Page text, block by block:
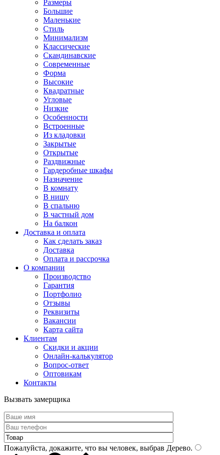
Размеры
Большие
Маленькие
Стиль
Минимализм
Классические
Скандинавские
Современные
Форма
Высокие
Квадратные
Угловые
Низкие
Особенности
Встроенные
Из кладовки
Закрытые
Открытые
Раздвижные
Гардеробные шкафы
Назначение
В комнату
В нишу
В спальню
В частный дом
На балкон
Доставка и оплата
Как сделать заказ
Доставка
Оплата и рассрочка
О компании
Производство
Гарантия
Портфолио
Отзывы
Реквизиты
Вакансии
Карта сайта
Клиентам
Скидки и акции
Онлайн-калькулятор
Вопрос-ответ
Оптовикам
Контакты
Вызвать замерщика
Пожалуйста, докажите, что вы человек, выбрав Дерево.